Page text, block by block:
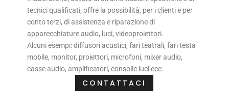
tecnici qualificati, offre la possibilità, per i clienti e per
conto terzi, di assistenza e riparazione di
apparecchiature audio, luci, videoproiettori.
Alcuni esempi: diffusori acustici, fari teatrali, fari testa
mobile, monitor, proiettori, microfoni, mixer audio,
casse audio, amplificatori, consolle luci ecc.
CONTATTACI